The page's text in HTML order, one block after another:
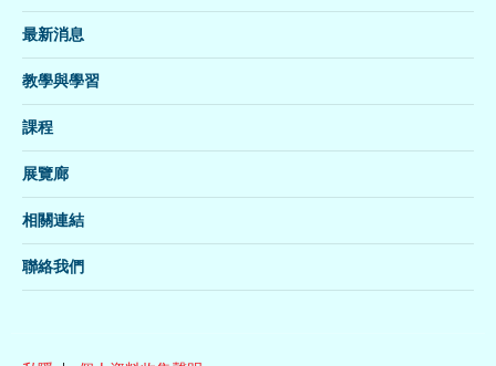
最新消息
教學與學習
課程
展覽廊
相關連結
聯絡我們